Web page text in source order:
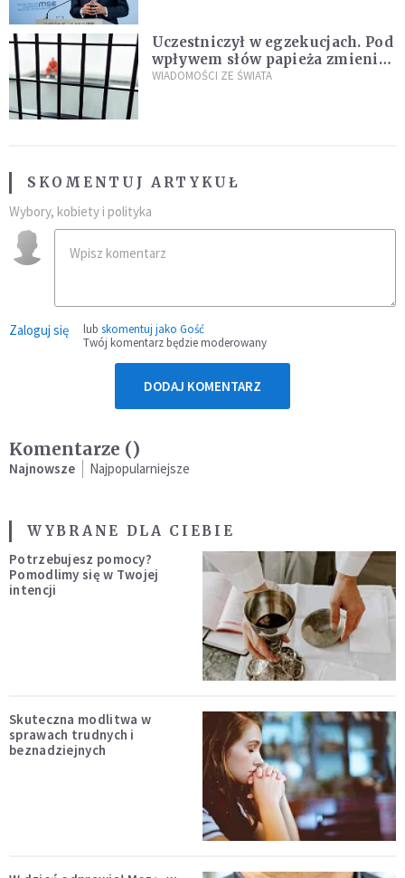
Uczestniczył w egzekucjach. Pod
wpływem słów papieża zmienił
zdanie
WIADOMOŚCI ZE ŚWIATA
SKOMENTUJ ARTYKUŁ
Wybory, kobiety i polityka
Zaloguj się lub skomentuj jako Gość
Twój komentarz będzie moderowany
DODAJ KOMENTARZ
Komentarze ()
Najnowsze Najpopularniejsze
WYBRANE DLA CIEBIE
Potrzebujesz pomocy?
Pomodlimy się w Twojej
intencji
Skuteczna modlitwa w
sprawach trudnych i
beznadziejnych